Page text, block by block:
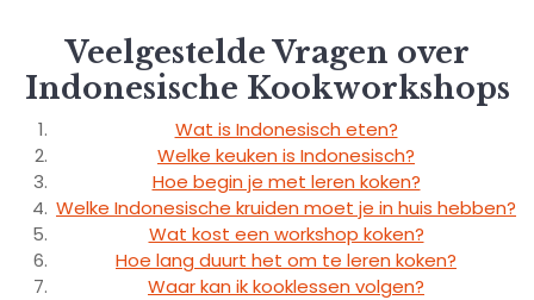
Veelgestelde Vragen over
Indonesische Kookworkshops
Wat is Indonesisch eten?
Welke keuken is Indonesisch?
Hoe begin je met leren koken?
Welke Indonesische kruiden moet je in huis hebben?
Wat kost een workshop koken?
Hoe lang duurt het om te leren koken?
Waar kan ik kooklessen volgen?